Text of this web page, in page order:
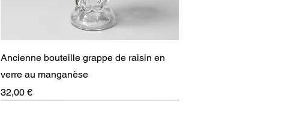
Aperçu rapide
Ancienne bouteille grappe de raisin en
verre au manganèse
Prix
32,00 €